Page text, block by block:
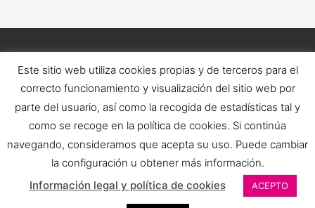
Copyright © 2026 Orgullo LGTBI+ Estatal | FELGTBI+ |
COGAM
Este sitio web utiliza cookies propias y de terceros para el
correcto funcionamiento y visualización del sitio web por
parte del usuario, así como la recogida de estadísticas tal y
como se recoge en la política de cookies. Si continúa
navegando, consideramos que acepta su uso. Puede cambiar
la configuración u obtener más información.
Información legal y política de cookies
ACEPTO